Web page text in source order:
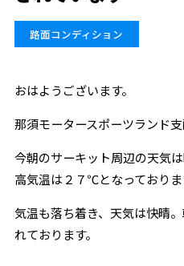
路面コンディション
おはようございます。
那須モータースポーツランド
今朝のサーキット周辺の天気
高気温は２７℃となっておりま
気温も落ち着き、天気は快晴
れております。